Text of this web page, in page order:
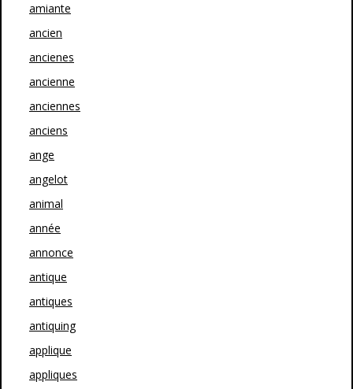
amiante
ancien
ancienes
ancienne
anciennes
anciens
ange
angelot
animal
année
annonce
antique
antiques
antiquing
applique
appliques